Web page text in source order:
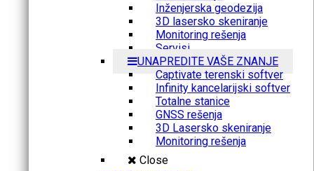
Inženjerska geodezija
3D lasersko skeniranje
Monitoring rešenja
Servisi
UNAPREDITE VAŠE ZNANJE
Captivate terenski softver
Infinity kancelarijski softver
Totalne stanice
GNSS rešenja
3D Lasersko skeniranje
Monitoring rešenja
Close